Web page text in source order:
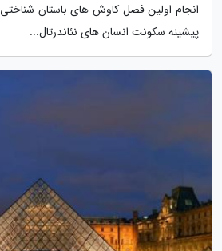
انجام اولین فصل کاوش های باستان شناختی
پیشینه سکونت انسان های نئاندرتال...